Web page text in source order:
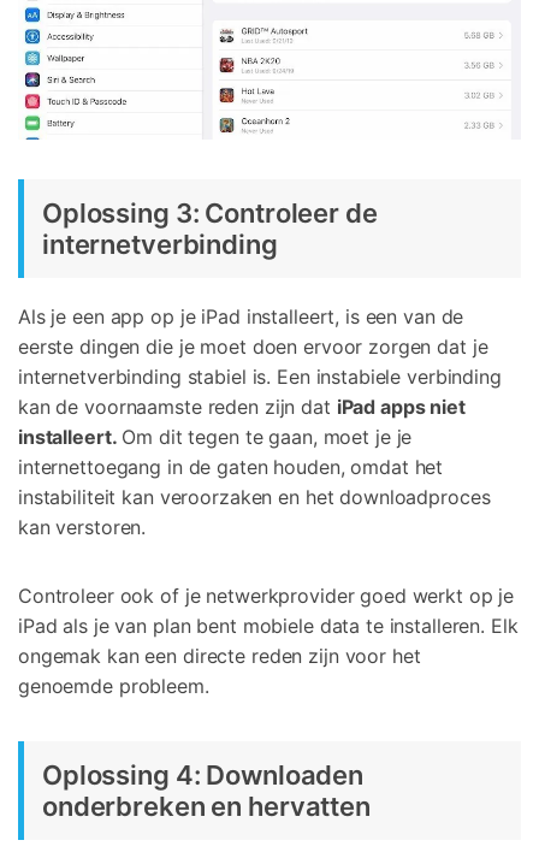
Oplossing 3: Controleer de
internetverbinding
Als je een app op je iPad installeert, is een van de
eerste dingen die je moet doen ervoor zorgen dat je
internetverbinding stabiel is. Een instabiele verbinding
kan de voornaamste reden zijn dat iPad apps niet
installeert. Om dit tegen te gaan, moet je je
internettoegang in de gaten houden, omdat het
instabiliteit kan veroorzaken en het downloadproces
kan verstoren.
Controleer ook of je netwerkprovider goed werkt op je
iPad als je van plan bent mobiele data te installeren. Elk
ongemak kan een directe reden zijn voor het
genoemde probleem.
Oplossing 4: Downloaden
onderbreken en hervatten